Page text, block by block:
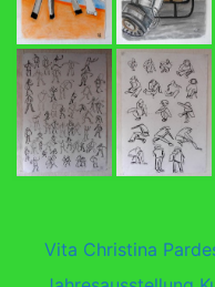
Vita Christina